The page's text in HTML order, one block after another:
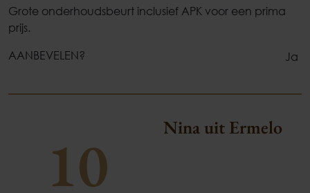
Grote onderhoudsbeurt inclusief APK voor een prima
prijs.
AANBEVELEN?
Ja
10 Nina uit Ermelo